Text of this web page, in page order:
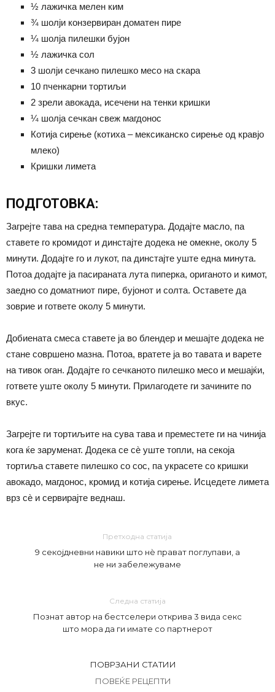
½ лажичка мелен ким
¾ шолји конзервиран доматен пире
¼ шолја пилешки бујон
½ лажичка сол
3 шолји сечкано пилешко месо на скара
10 пченкарни тортиљи
2 зрели авокада, исечени на тенки кришки
¼ шолја сечкан свеж магдонос
Котија сирење (котиха – мексиканско сирење од кравјо
млеко)
Кришки лимета
ПОДГОТОВКА:
Загрејте тава на средна температура. Додајте масло, па
ставете го кромидот и динстајте додека не омекне, околу 5
минути. Додајте го и лукот, па динстајте уште една минута.
Потоа додајте ја пасираната лута пиперка, ориганото и кимот,
заедно со доматниот пире, бујонот и солта. Оставете да
зоврие и гответе околу 5 минути.
Добиената смеса ставете ја во блендер и мешајте додека не
стане совршено мазна. Потоа, вратете ја во тавата и варете
на тивок оган. Додајте го сечканото пилешко месо и мешајќи,
гответе уште околу 5 минути. Прилагодете ги зачините по
вкус.
Загрејте ги тортиљите на сува тава и преместете ги на чинија
кога ќе заруменат. Додека се сè уште топли, на секоја
тортиља ставете пилешко со сос, па украсете со кришки
авокадо, магдонос, кромид и котија сирење. Исцедете лимета
врз сè и сервирајте веднаш.
Претходна статија
9 секојдневни навики што нѐ прават поглупави, а
не ни забележуваме
Следна статија
Познат автор на бестселери открива 3 вида секс
што мора да ги имате со партнерот
ПОВРЗАНИ СТАТИИ
ПОВЕЌЕ РЕЦЕПТИ